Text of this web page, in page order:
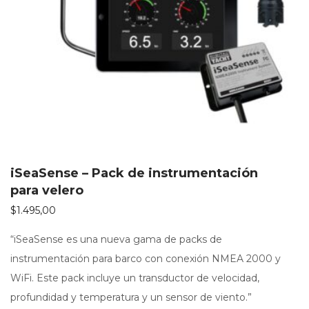
iSeaSense – Pack de instrumentación
para velero
$1.495,00
“iSeaSense es una nueva gama de packs de
instrumentación para barco con conexión NMEA 2000 y
WiFi. Este pack incluye un transductor de velocidad,
profundidad y temperatura y un sensor de viento.”